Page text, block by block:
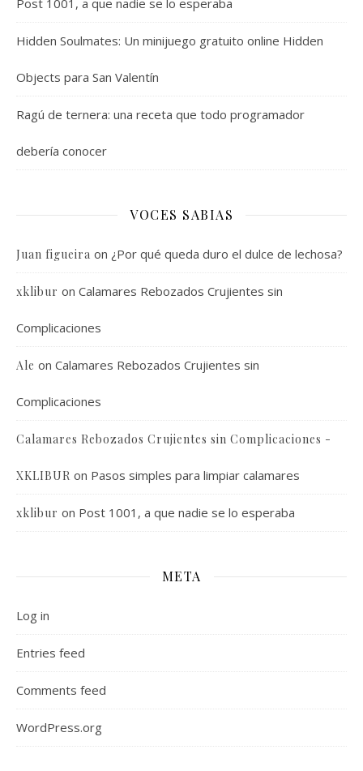
Post 1001, a que nadie se lo esperaba
Hidden Soulmates: Un minijuego gratuito online Hidden
Objects para San Valentín
Ragú de ternera: una receta que todo programador
debería conocer
VOCES SABIAS
Juan figueira on ¿Por qué queda duro el dulce de lechosa?
xklibur on Calamares Rebozados Crujientes sin
Complicaciones
Ale on Calamares Rebozados Crujientes sin
Complicaciones
Calamares Rebozados Crujientes sin Complicaciones -
XKLIBUR on Pasos simples para limpiar calamares
xklibur on Post 1001, a que nadie se lo esperaba
META
Log in
Entries feed
Comments feed
WordPress.org